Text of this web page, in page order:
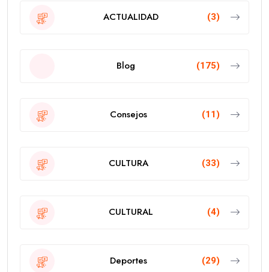
ACTUALIDAD (3)
Blog (175)
Consejos (11)
CULTURA (33)
CULTURAL (4)
Deportes (29)